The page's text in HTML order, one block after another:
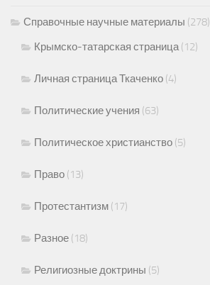
Справочные научные материалы (278)
Крымско-татарская страница(12)
Личная страница Ткаченко (4)
Политические учения (63)
Политическое христианство (5)
Право (13)
Протестантизм (17)
Разное (18)
Религиозные доктрины (5)